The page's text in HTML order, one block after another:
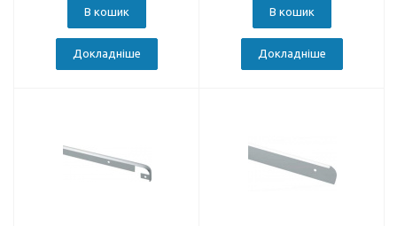
В кошик
Докладніше
В кошик
Докладніше